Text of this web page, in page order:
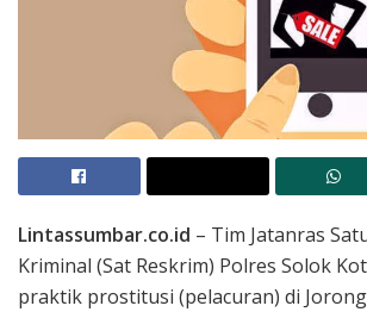
Lintassumbar.co.id – Tim Jatanras
Kriminal (Sat Reskrim) Polres Solok
praktik prostitusi (pelacuran) di